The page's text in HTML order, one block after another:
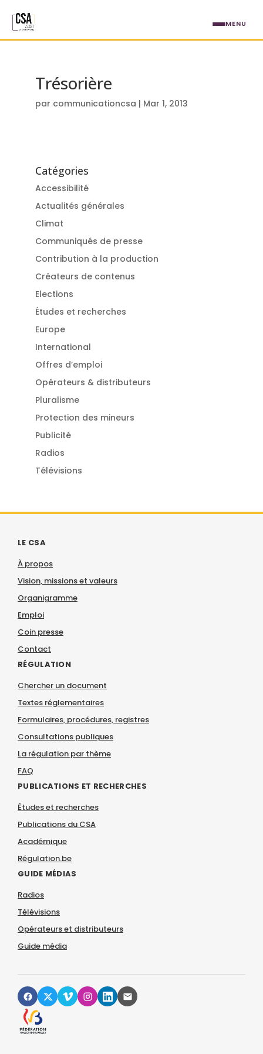
Trésorière
par communicationcsa | Mar 1, 2013
Catégories
Accessibilité
Actualités générales
Climat
Communiqués de presse
Contribution à la production
Créateurs de contenus
Elections
Études et recherches
Europe
International
Offres d’emploi
Opérateurs & distributeurs
Pluralisme
Protection des mineurs
Publicité
Radios
Télévisions
LE CSA
À propos
Vision, missions et valeurs
Organigramme
Emploi
Coin presse
Contact
RÉGULATION
Chercher un document
Textes réglementaires
Formulaires, procédures, registres
Consultations publiques
La régulation par thème
FAQ
PUBLICATIONS ET RECHERCHES
Études et recherches
Publications du CSA
Académique
Régulation.be
GUIDE MÉDIAS
Radios
Télévisions
Opérateurs et distributeurs
Guide média
MENU